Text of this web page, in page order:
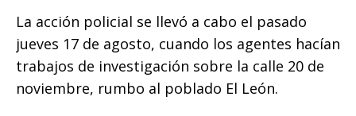
La acción policial se llevó a cabo el pasado
jueves 17 de agosto, cuando los agentes hacían
trabajos de investigación sobre la calle 20 de
noviembre, rumbo al poblado El León.